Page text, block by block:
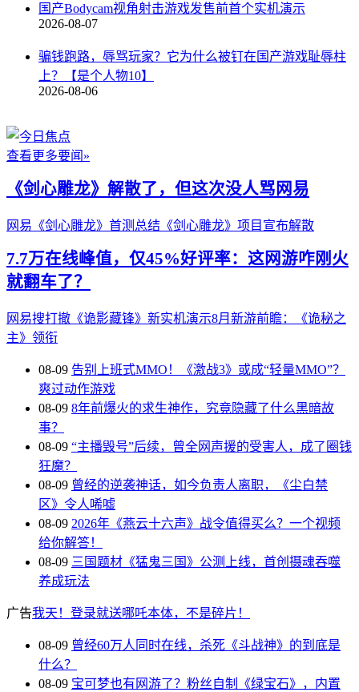
国产Bodycam视角射击游戏发售前首个实机演示
2026-08-07
骗钱跑路，辱骂玩家？它为什么被钉在国产游戏耻辱柱
上？【是个人物10】
2026-08-06
查看更多要闻»
《剑心雕龙》解散了，但这次没人骂网易
网易《剑心雕龙》首测总结 《剑心雕龙》项目宣布解散
7.7万在线峰值，仅45%好评率：这网游咋刚火
就翻车了？
网易搜打撤《诡影藏锋》新实机演示8月新游前瞻：《诡秘之
主》领衔
08-09 告别上班式MMO！《激战3》或成“轻量MMO”？
爽过动作游戏
08-09 8年前爆火的求生神作，究竟隐藏了什么黑暗故
事？
08-09 “主播毁号”后续，曾全网声援的受害人，成了圈钱
狂魔？
08-09 曾经的逆袭神话，如今负责人离职，《尘白禁
区》令人唏嘘
08-09 2026年《燕云十六声》战令值得买么？一个视频
给你解答！
08-09 三国题材《猛鬼三国》公测上线，首创摄魂吞噬
养成玩法
广告我天！登录就送哪吒本体，不是碎片！
08-09 曾经60万人同时在线，杀死《斗战神》的到底是
什么？
08-09 宝可梦也有网游了？粉丝自制《绿宝石》，内置